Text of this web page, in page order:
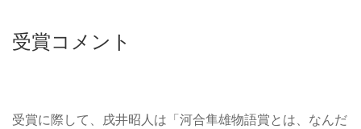
受賞コメント
受賞に際して、戌井昭人は「河合隼雄物語賞とは、なんだ